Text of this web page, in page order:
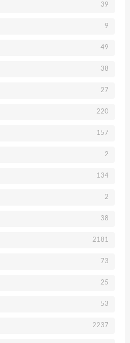
39
9
49
38
27
220
157
2
134
2
38
2181
73
25
53
2237